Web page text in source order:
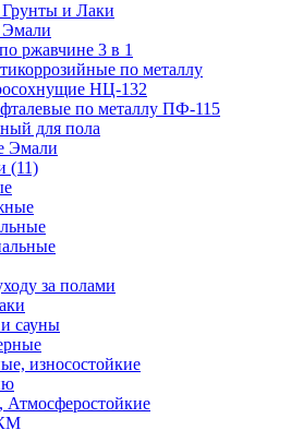
и Лаки
Эмали
ржавчине 3 в 1
по металлу
НЦ-132
по металлу ПФ-115
для пола
Эмали
(11)
за полами
сауны
износостойкие